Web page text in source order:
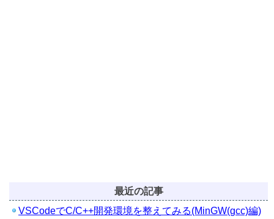
最近の記事
VSCodeでC/C++開発環境を整えてみる(MinGW(gcc)編)